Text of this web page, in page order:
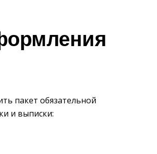
пакет обязательной
и выписки: